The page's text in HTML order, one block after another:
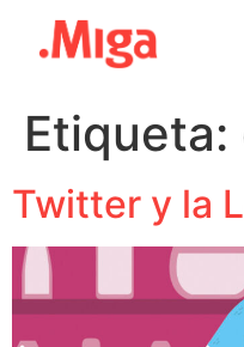
Etiqueta:
Twitter y la